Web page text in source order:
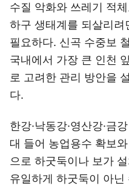
수질 악화와 쓰레기 적
하구 생태계를 되살리려
필요하다. 신곡 수중보
국내에서 가장 큰 인천
로 고려한 관리 방안을
다.
한강·낙동강·영산강·금
대 들어 농업용수 확보
으로 하굿둑이나 보가
유일하게 하굿둑이 아